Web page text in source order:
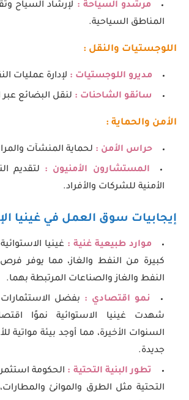
مرشدو السياحة : لإرشاد السياح
المناطق السياحية.
اللوجستيات والنقل :
مديرو اللوجستيات : لإدارة عمليات
سائقو الشاحنات : لنقل البضائع عبر
الأمن والحماية :
حراس الأمن : لحماية المنشآت
المستشارون الأمنيون : لتقديم
الأمنية للشركات والأفراد.
إيجابيات سوق العمل في غينيا
موارد طبيعية غنية : غينيا
كبيرة من النفط والغاز، مما يوفر
النفط والغاز والصناعات المرتبطة بهما.
نمو اقتصادي : بفضل
شهدت غينيا الاستوائية نموًا
السنوات الأخيرة، مما أوجد بيئة
جديدة.
تطور البنية التحتية : الحكومة
التحتية مثل الطرق والموانئ